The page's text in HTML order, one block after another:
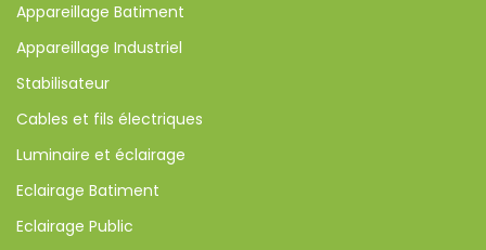
Appareillage Batiment
Appareillage Industriel
Stabilisateur
Cables et fils électriques
Luminaire et éclairage
Eclairage Batiment
Eclairage Public